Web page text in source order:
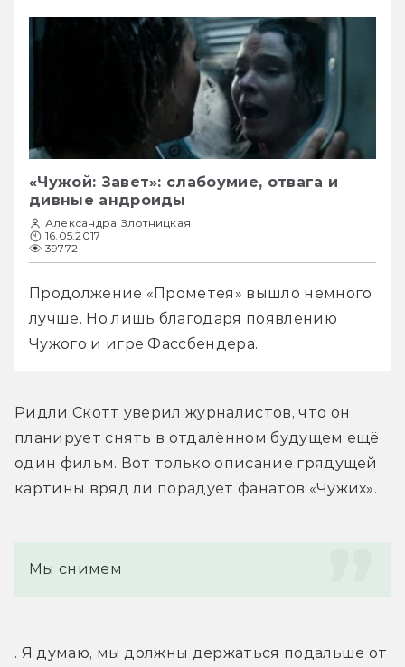
«Чужой: Завет»: слабоумие, отвага и
дивные андроиды
Александра Злотницкая
16.05.2017
39772
Продолжение «Прометея» вышло немного
лучше. Но лишь благодаря появлению
Чужого и игре Фассбендера.
Ридли Скотт уверил журналистов, что он
планирует снять в отдалённом будущем ещё
один фильм. Вот только описание грядущей
картины вряд ли порадует фанатов «Чужих».
Мы снимем
. Я думаю, мы должны держаться подальше от